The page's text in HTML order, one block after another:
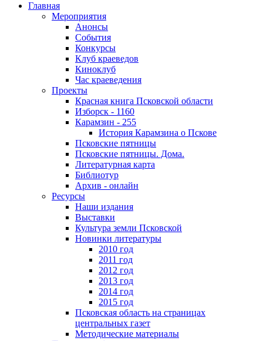
Главная
Мероприятия
Анонсы
События
Конкурсы
Клуб краеведов
Киноклуб
Час краеведения
Проекты
Красная книга Псковской области
Изборск - 1160
Карамзин - 255
История Карамзина о Пскове
Псковские пятницы
Псковские пятницы. Дома.
Литературная карта
Библиотур
Архив - онлайн
Ресурсы
Наши издания
Выставки
Культура земли Псковской
Новинки литературы
2010 год
2011 год
2012 год
2013 год
2014 год
2015 год
Псковская область на страницах
центральных газет
Методические материалы